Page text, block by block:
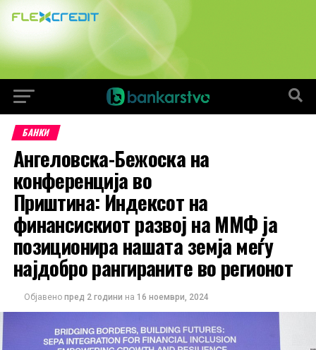
БАНКИ
Ангеловска-Бежоска на
конференција во
Приштина: Индексот на
финансискиот развој на ММФ ја
позиционира нашата земја меѓу
најдобро рангираните во регионот
Објавено пред 2 години на 16 ноември, 2024